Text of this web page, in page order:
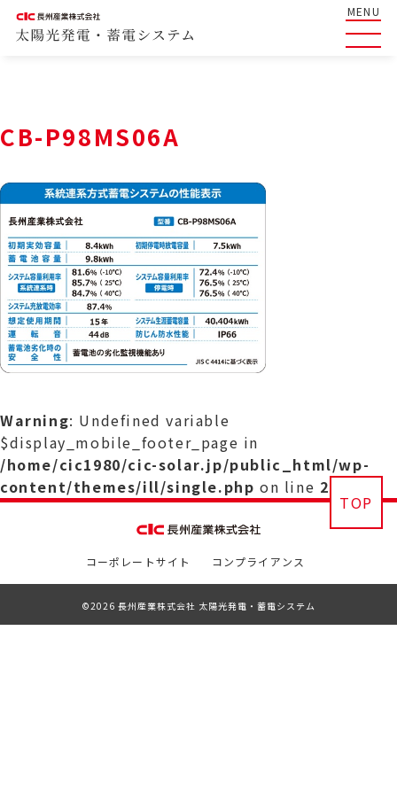
MENU
CB-P98MS06A
Warning: Undefined variable
$display_mobile_footer_page in
/home/cic1980/cic-solar.jp/public_html/wp-
content/themes/ill/single.php on line 29
TOP
コーポレートサイト コンプライアンス
©2026 長州産業株式会社 太陽光発電・蓄電システム